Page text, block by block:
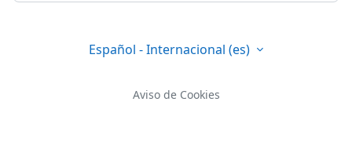
Español - Internacional ‎(es)‎
Aviso de Cookies